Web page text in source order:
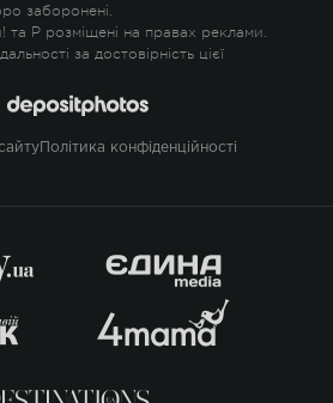
заборонені.
! та P розміщені на правах реклами.
за достовірність цієї
Політика конфіденційності